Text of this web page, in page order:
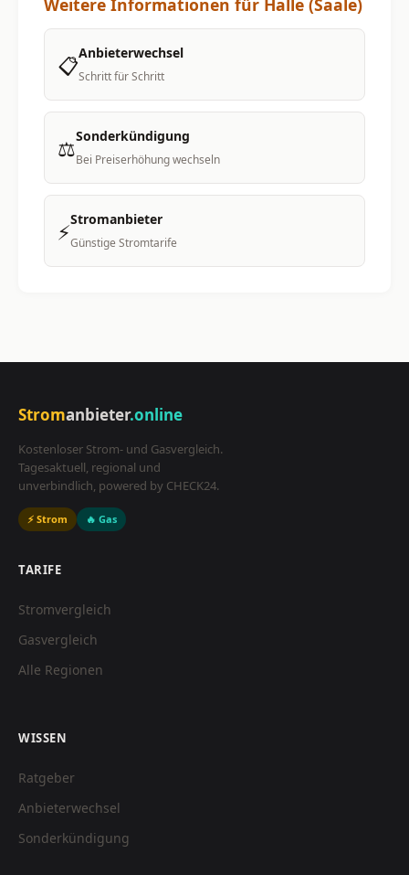
Weitere Informationen für Halle (Saale)
📋Anbieterwechsel
Schritt für Schritt
⚖️Sonderkündigung
Bei Preiserhöhung wechseln
⚡Stromanbieter
Günstige Stromtarife
Stromanbieter.online
Kostenloser Strom- und Gasvergleich.
Tagesaktuell, regional und
unverbindlich, powered by CHECK24.
⚡ Strom 🔥 Gas
TARIFE
Stromvergleich
Gasvergleich
Alle Regionen
WISSEN
Ratgeber
Anbieterwechsel
Sonderkündigung